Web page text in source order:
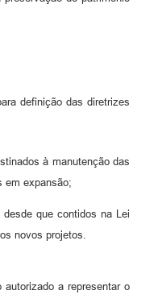
definição das diretrizes
à manutenção das
em expansão;
que contidos na Lei
novos projetos.
a representar o